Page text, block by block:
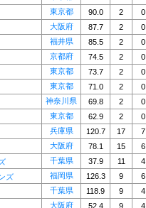
東京都 90.0 2 0
大阪府 87.7 2 0
福井県 85.5 2 0
京都府 74.5 2 0
東京都 73.7 2 0
東京都 71.0 2 0
神奈川県 69.8 2 0
東京都 62.9 2 0
兵庫県 120.7 17 7
大阪府 78.1 15 6
千葉県 37.9 11 4
ズ 福岡県 126.3 9 6
千葉県 118.9 9 4
大阪府 52.4 9 4